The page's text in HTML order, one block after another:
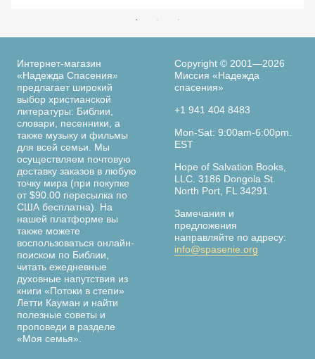
Интернет-магазин
«Надежда Спасения»
предлагает широкий
выбор христианской
литературы: Библии,
словари, песенники, а
также музыку и фильмы
для всей семьи. Мы
осуществляем почтовую
доставку заказов в любую
точку мира (при покупке
от $90.00 пересылка по
США бесплатна). На
нашей платформе вы
также можете
воспользоваться онлайн-
поиском по Библии,
читать ежедневные
духовные напутствия из
книги «Потоки в степи»
Летти Кауман и найти
полезные советы и
проповеди в разделе
«Моя семья».
Copyright © 2001—2026
Миссия «Надежда
спасения»
+1 941 404 8483
Mon-Sat: 9:00am-6:00pm.
EST
Hope of Salvation Books,
LLC. 3186 Dongola St.
North Port, FL 34291
Замечания и
предложения
направляйте по адресу:
info@spasenie.org